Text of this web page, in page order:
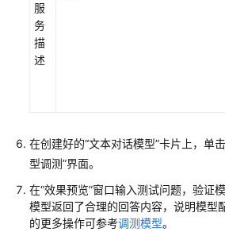
服
务
描
述
在创建好的“文本对话模型”卡片上，单
型调测”界面。
在“效果预览”窗口输入测试问题，验证
模型返回了合理的回答内容，说明模型
的更多操作可参考调测模型。